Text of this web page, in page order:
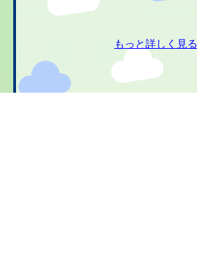
もっと詳しく見る